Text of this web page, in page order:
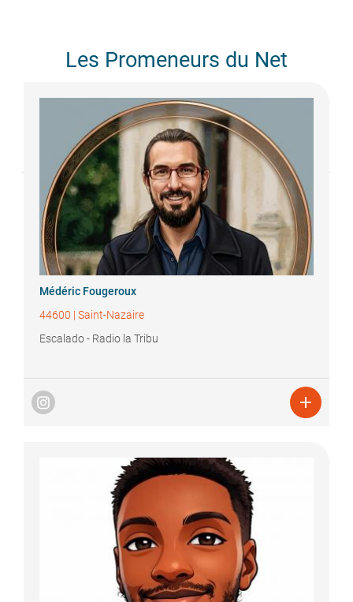
Les Promeneurs du Net
Médéric Fougeroux
44600 | Saint-Nazaire
Escalado - Radio la Tribu
